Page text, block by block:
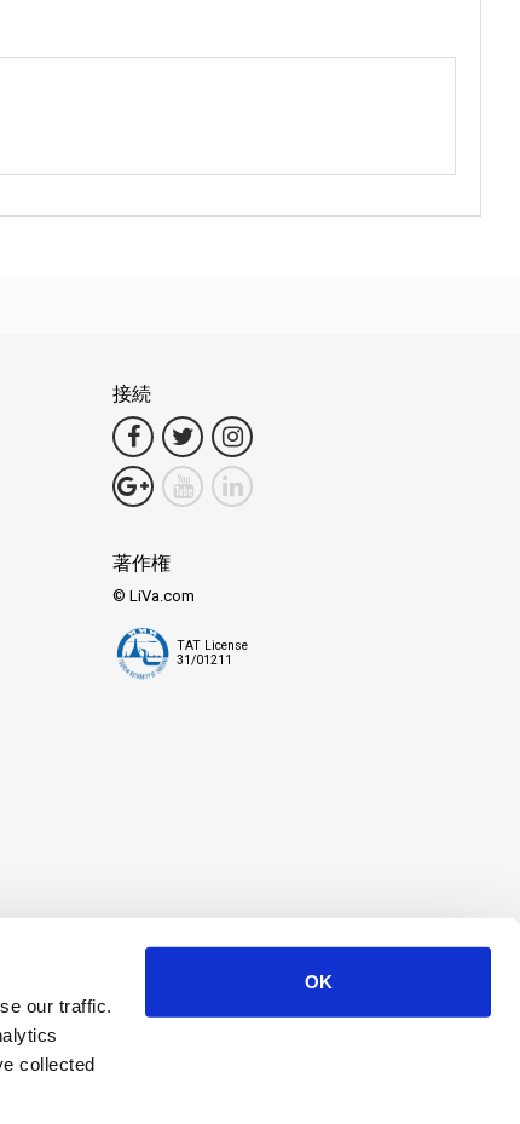
our traffic.
collected
OK
接続
著作権
© LiVa.com
TAT License
31/01211